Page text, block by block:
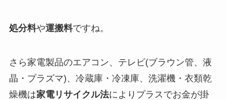
処分料や運搬料ですね。
さら家電製品のエアコン、テレビ(ブラウン管、液
晶・プラズマ)、冷蔵庫・冷凍庫、洗濯機・衣類乾
燥機は家電リサイクル法によりプラスでお金が掛